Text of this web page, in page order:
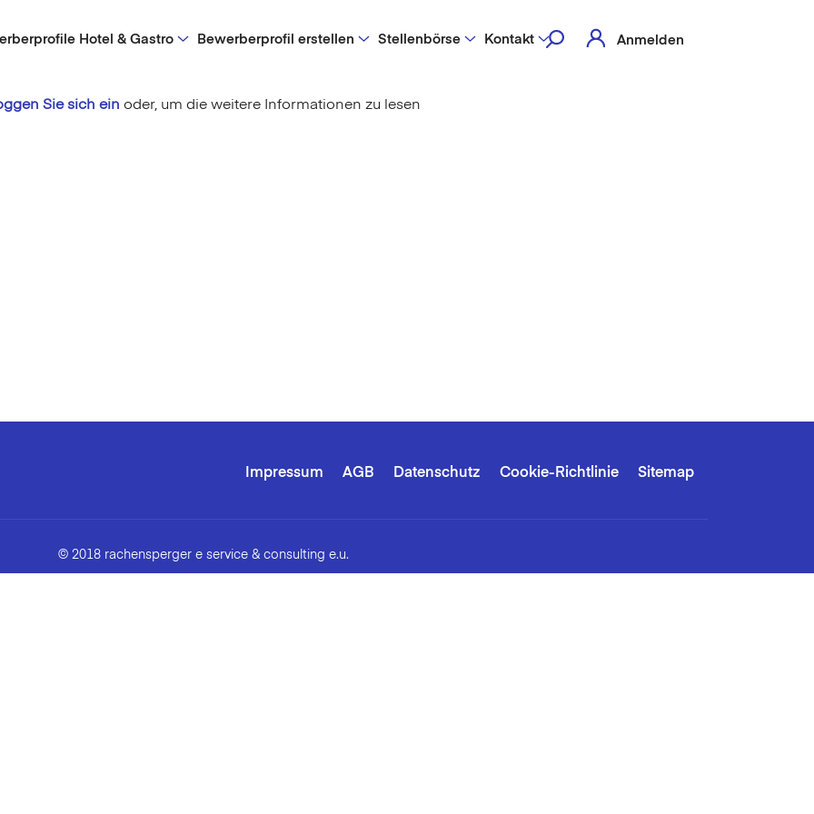
Hotel & Gastro Bewerberprofil erstellen Stellenbörse Kontakt Anmelden
Sie sich ein oder, um die weitere Informationen zu lesen
Impressum AGB Datenschutz Cookie-Richtlinie Sitemap
© 2018 rachensperger e service & consulting e.u.